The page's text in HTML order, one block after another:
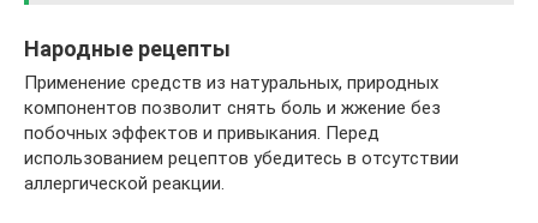
Народные рецепты
Применение средств из натуральных, природных
компонентов позволит снять боль и жжение без
побочных эффектов и привыкания. Перед
использованием рецептов убедитесь в отсутствии
аллергической реакции.